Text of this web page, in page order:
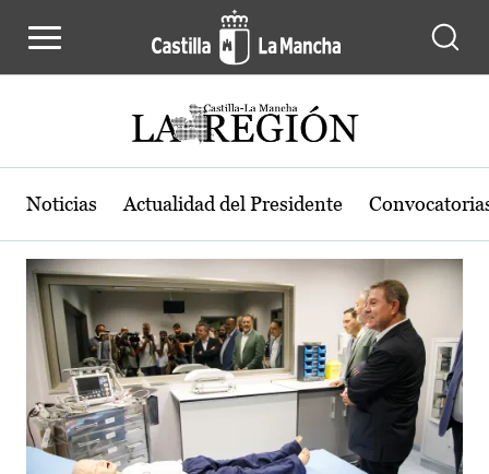
Actualidad de la región de Castilla-
Noticias Actualidad del Presidente